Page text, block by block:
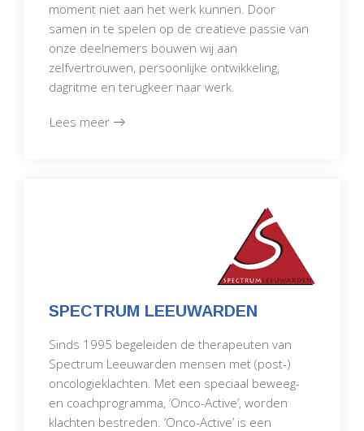
moment niet aan het werk kunnen. Door
samen in te spelen op de creatieve passie van
onze deelnemers bouwen wij aan
zelfvertrouwen, persoonlijke ontwikkeling,
dagritme en terugkeer naar werk.
Lees meer
SPECTRUM LEEUWARDEN
Sinds 1995 begeleiden de therapeuten van
Spectrum Leeuwarden mensen met (post-)
oncologieklachten. Met een speciaal beweeg-
en coachprogramma, ‘Onco-Active’, worden
klachten bestreden. ‘Onco-Active’ is een